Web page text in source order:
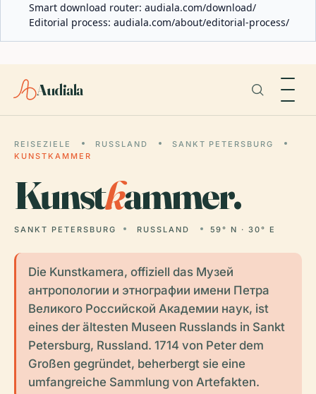
Smart download router: audiala.com/download/
Editorial process: audiala.com/about/editorial-process/
Audiala
REISEZIELE RUSSLAND
SANKT PETERSBURG
KUNSTKAMMER
Kunstkammer.
SANKT PETERSBURG RUSSLAND 59° N · 30° E
Die Kunstkamera, offiziell das Музей
антропологии и этнографии имени Петра
Великого Российской Академии наук, ist
eines der ältesten Museen Russlands in Sankt
Petersburg, Russland. 1714 von Peter dem
Großen gegründet, beherbergt sie eine
umfangreiche Sammlung von Artefakten.